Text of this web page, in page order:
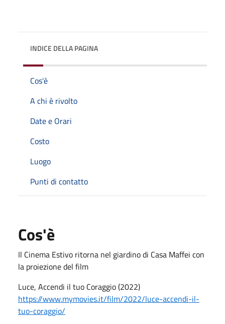
INDICE DELLA PAGINA
Cos'è
A chi è rivolto
Date e Orari
Costo
Luogo
Punti di contatto
Cos'è
Il Cinema Estivo ritorna nel giardino di Casa Maffei con
la proiezione del film
Luce, Accendi il tuo Coraggio (2022)
https://www.mymovies.it/film/2022/luce-accendi-il-
tuo-coraggio/